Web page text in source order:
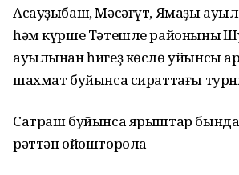
Асауҙыбаш, Мәсәғүт, Ямаҙы
һәм күрше Тәтешле районының
ауылынан һигеҙ көслө уйынсы
шахмат буйынса сираттағы
Сатраш буйынса ярыштар
рәттән ойошторола